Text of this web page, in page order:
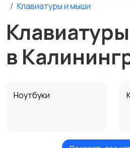
Клавиатуры и мыши
в
Ноутбуки